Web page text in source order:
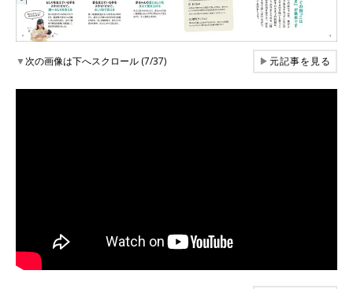
▼次の画像は下へスクロール (7/37) ▶元記事を見る